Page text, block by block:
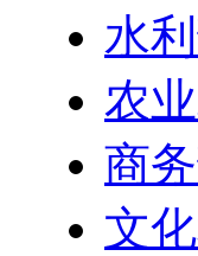
水
农
商
文